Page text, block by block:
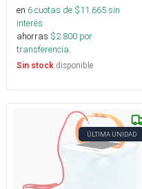
en 6cuotas de $11.665sin
interés
ahorras $2.800 por
transferencia.
Sin stock disponible
ÚLTIMA UNIDAD